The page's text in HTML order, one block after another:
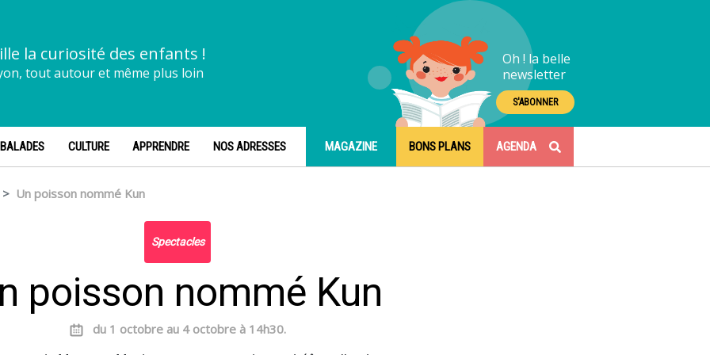
la curiosité des enfants !
tout autour et même plus loin
Oh ! la belle
newsletter
S'ABONNER
BALADES CULTURE APPRENDRE NOS ADRESSES MAGAZINE BONS PLANS AGENDA
Un poisson nommé Kun
Spectacles
poisson nommé Kun
du 1 octobre au 4 octobre à 14h30.